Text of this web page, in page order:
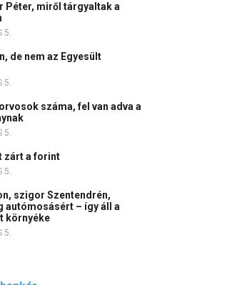
Péter, miről tárgyaltak a
5.
de nem az Egyesült
5.
száma, fel van adva a
5.
zárt a forint
5.
szigor Szentendrén,
autómosásért – így áll a
környéke
5.